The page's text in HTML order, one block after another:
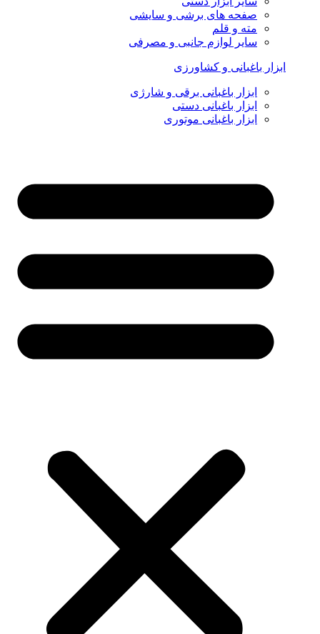
صفحه های برشی و سایشی
مته و قلم
سایر لوازم جانبی و مصرفی
ابزار باغبانی و کشاورزی
ابزار باغبانی برقی و شارژی
ابزار باغبانی دستی
ابزار باغبانی موتوری